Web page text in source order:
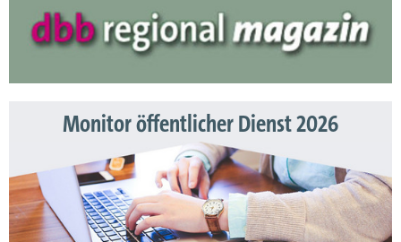
Monitor öffentlicher Dienst 2026